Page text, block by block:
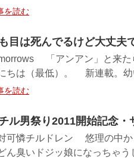
を読む
目は死んでるけど大丈夫
「アンアン」と来た
ちは（最低）。 新連載。幼
を読む
ル男祭り2011開始記念・
可憐チルドレン 悠理の中か
ん臭いドジッ娘になっちゃ